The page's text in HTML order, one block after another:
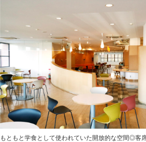
もともと学食として使われていた開放的な空間◎客